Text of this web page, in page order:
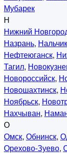
Мубарек
Н
Нижний
Назрань, Нальчик
Нефтеюганск,
Тагил,
Новороссийск,
Новошахтинск,
Ноябрьск,
Нахчыван,
О
Омск, Обнинск,
Орехово-Зуево,